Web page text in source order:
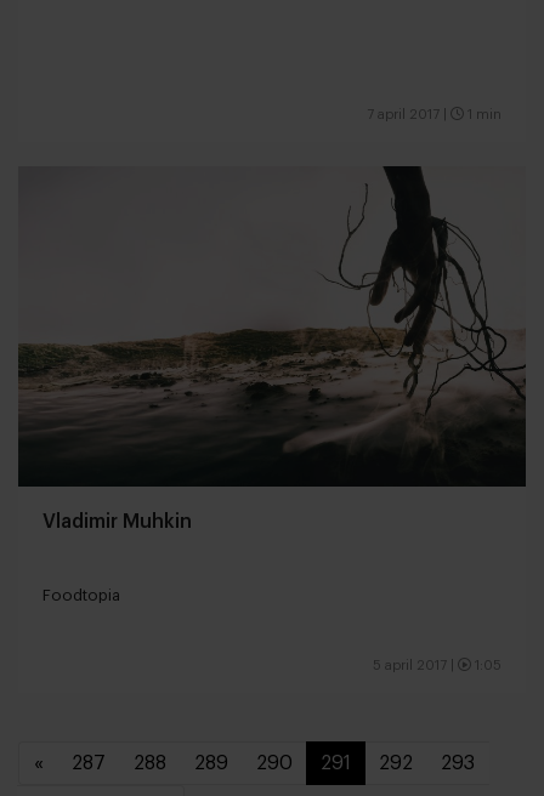
7 april 2017 1 min
Vladimir Muhkin
Foodtopia
5 april 2017 1:05
« 287 288 289 290 291 292 293